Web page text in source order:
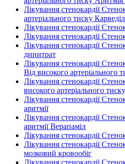
Лікування стенокардії
артеріального тиску
Лікування стенокардії
Лікування стенокардії
Лікування стенокардії
динитрат
Лікування стенокардії
Від високого артеріального
Лікування стенокардії
високого артеріального тиску
Лікування стенокардії
аритмії
Лікування стенокардії
аритмії Верапаміл
Лікування стенокардії
Лікування стенокардії
мозковий кровообіг
Лікування стенокардії